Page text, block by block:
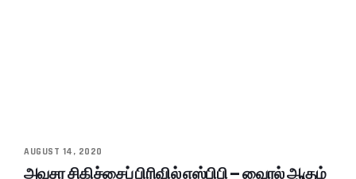
AUGUST 14, 2020
அவசர சிகிச்சைப் பிரிவில் எஸ்பிபி – வைரல் ஆகும்